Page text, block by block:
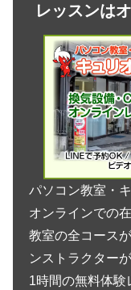
レッスンは
パソコン教室・
オンラインでの
教室の全コース
ンストラクター
1時間の無料体験